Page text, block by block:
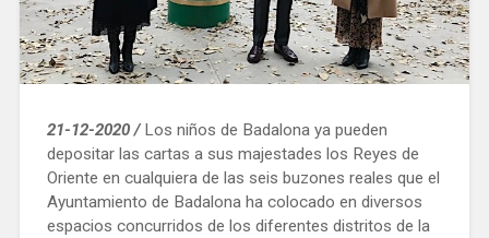
21-12-2020 /Los niños de Badalona ya pueden
depositar las cartas a sus majestades los Reyes de
Oriente en cualquiera de las seis buzones reales que el
Ayuntamiento de Badalona ha colocado en diversos
espacios concurridos de los diferentes distritos de la